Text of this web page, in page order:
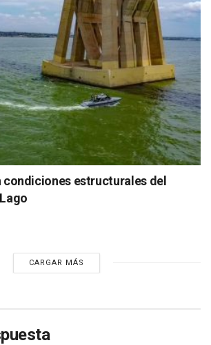
condiciones estructurales del
CARGAR MÁS